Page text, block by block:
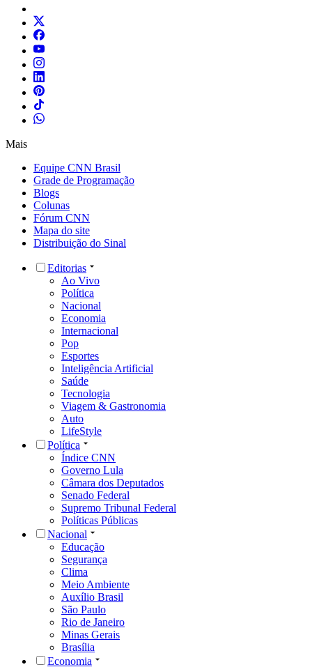
Mais
Equipe CNN Brasil
Grade de Programação
Blogs
Colunas
Fórum CNN
Mapa do site
Distribuição do Sinal
Editorias
Ao Vivo
Política
Nacional
Economia
Internacional
Pop
Esportes
Inteligência Artificial
Saúde
Tecnologia
Viagem & Gastronomia
Auto
LifeStyle
Política
Índice CNN
Governo Lula
Câmara dos Deputados
Senado Federal
Supremo Tribunal Federal
Políticas Públicas
Nacional
Educação
Segurança
Clima
Meio Ambiente
Auxílio Brasil
São Paulo
Rio de Janeiro
Minas Gerais
Brasília
Economia